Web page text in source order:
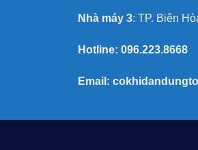
Nhà máy 3: TP. Biên
Hotline: 096.223.8668
Email: